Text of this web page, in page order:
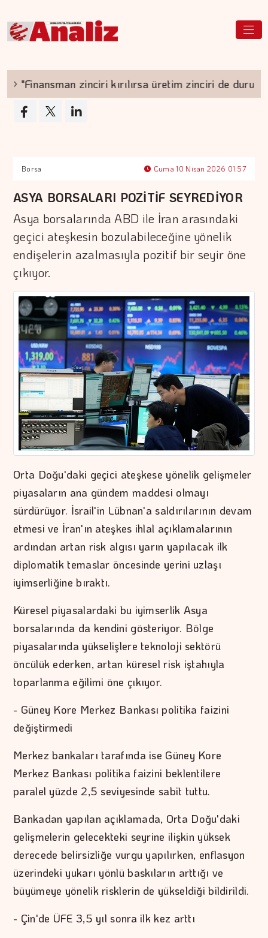
"Finansman zinciri kırılırsa üretim zinciri de durur"
Borsa Cuma 10 Nisan 2026 01:57
ASYA BORSALARI POZİTİF SEYREDİYOR
Asya borsalarında ABD ile İran arasındaki
geçici ateşkesin bozulabileceğine yönelik
endişelerin azalmasıyla pozitif bir seyir öne
çıkıyor.
Orta Doğu'daki geçici ateşkese yönelik gelişmeler
piyasaların ana gündem maddesi olmayı
sürdürüyor. İsrail'in Lübnan'a saldırılarının devam
etmesi ve İran'ın ateşkes ihlal açıklamalarının
ardından artan risk algısı yarın yapılacak ilk
diplomatik temaslar öncesinde yerini uzlaşı
iyimserliğine bıraktı.
Küresel piyasalardaki bu iyimserlik Asya
borsalarında da kendini gösteriyor. Bölge
piyasalarında yükselişlere teknoloji sektörü
öncülük ederken, artan küresel risk iştahıyla
toparlanma eğilimi öne çıkıyor.
- Güney Kore Merkez Bankası politika faizini
değiştirmedi
Merkez bankaları tarafında ise Güney Kore
Merkez Bankası politika faizini beklentilere
paralel yüzde 2,5 seviyesinde sabit tuttu.
Bankadan yapılan açıklamada, Orta Doğu'daki
gelişmelerin gelecekteki seyrine ilişkin yüksek
derecede belirsizliğe vurgu yapılırken, enflasyon
üzerindeki yukarı yönlü baskıların arttığı ve
büyümeye yönelik risklerin de yükseldiği bildirildi.
- Çin'de ÜFE 3,5 yıl sonra ilk kez arttı